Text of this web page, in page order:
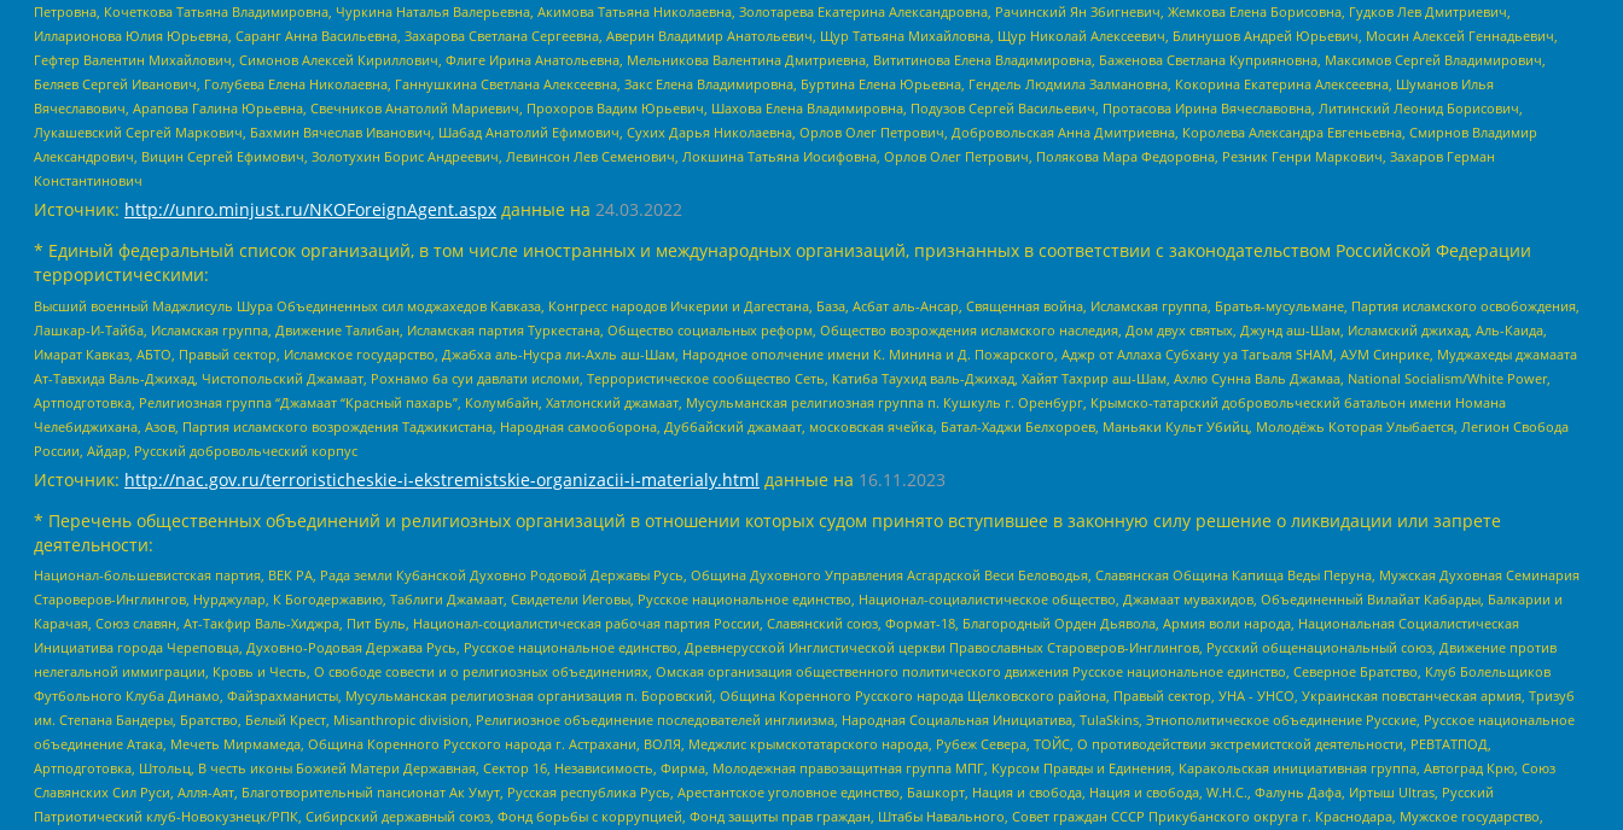
Петровна, Кочеткова Татьяна Владимировна, Чуркина Наталья Валерьевна, Акимова Татьяна Николаевна, Золотарева Екатерина Александровна, Рачинский Ян Збигневич, Жемкова Елена Борисовна, Гудков Лев Дмитриевич,
Илларионова Юлия Юрьевна, Саранг Анна Васильевна, Захарова Светлана Сергеевна, Аверин Владимир Анатольевич, Щур Татьяна Михайловна, Щур Николай Алексеевич, Блинушов Андрей Юрьевич, Мосин Алексей Геннадьевич,
Гефтер Валентин Михайлович, Симонов Алексей Кириллович, Флиге Ирина Анатольевна, Мельникова Валентина Дмитриевна, Вититинова Елена Владимировна, Баженова Светлана Куприяновна, Максимов Сергей Владимирович,
Беляев Сергей Иванович, Голубева Елена Николаевна, Ганнушкина Светлана Алексеевна, Закс Елена Владимировна, Буртина Елена Юрьевна, Гендель Людмила Залмановна, Кокорина Екатерина Алексеевна, Шуманов Илья
Вячеславович, Арапова Галина Юрьевна, Свечников Анатолий Мариевич, Прохоров Вадим Юрьевич, Шахова Елена Владимировна, Подузов Сергей Васильевич, Протасова Ирина Вячеславовна, Литинский Леонид Борисович,
Лукашевский Сергей Маркович, Бахмин Вячеслав Иванович, Шабад Анатолий Ефимович, Сухих Дарья Николаевна, Орлов Олег Петрович, Добровольская Анна Дмитриевна, Королева Александра Евгеньевна, Смирнов Владимир
Александрович, Вицин Сергей Ефимович, Золотухин Борис Андреевич, Левинсон Лев Семенович, Локшина Татьяна Иосифовна, Орлов Олег Петрович, Полякова Мара Федоровна, Резник Генри Маркович, Захаров Герман
Константинович
Источник: http://unro.minjust.ru/NKOForeignAgent.aspx данные на 24.03.2022
* Единый федеральный список организаций, в том числе иностранных и международных организаций, признанных в соответствии с законодательством Российской Федерации
террористическими:
Высший военный Маджлисуль Шура Объединенных сил моджахедов Кавказа, Конгресс народов Ичкерии и Дагестана, База, Асбат аль-Ансар, Священная война, Исламская группа, Братья-мусульмане, Партия исламского освобождения,
Лашкар-И-Тайба, Исламская группа, Движение Талибан, Исламская партия Туркестана, Общество социальных реформ, Общество возрождения исламского наследия, Дом двух святых, Джунд аш-Шам, Исламский джихад, Аль-Каида,
Имарат Кавказ, АБТО, Правый сектор, Исламское государство, Джабха аль-Нусра ли-Ахль аш-Шам, Народное ополчение имени К. Минина и Д. Пожарского, Аджр от Аллаха Субхану уа Тагьаля SHAM, АУМ Синрике, Муджахеды джамаата
Ат-Тавхида Валь-Джихад, Чистопольский Джамаат, Рохнамо ба суи давлати исломи, Террористическое сообщество Сеть, Катиба Таухид валь-Джихад, Хайят Тахрир аш-Шам, Ахлю Сунна Валь Джамаа, National Socialism/White Power,
Артподготовка, Религиозная группа “Джамаат “Красный пахарь”, Колумбайн, Хатлонский джамаат, Мусульманская религиозная группа п. Кушкуль г. Оренбург, Крымско-татарский добровольческий батальон имени Номана
Челебиджихана, Азов, Партия исламского возрождения Таджикистана, Народная самооборона, Дуббайский джамаат, московская ячейка, Батал-Хаджи Белхороев, Маньяки Культ Убийц, Молодёжь Которая Улыбается, Легион Свобода
России, Айдар, Русский добровольческий корпус
Источник: http://nac.gov.ru/terroristicheskie-i-ekstremistskie-organizacii-i-materialy.html данные на 16.11.2023
* Перечень общественных объединений и религиозных организаций в отношении которых судом принято вступившее в законную силу решение о ликвидации или запрете
деятельности:
Национал-большевистская партия, ВЕК РА, Рада земли Кубанской Духовно Родовой Державы Русь, Община Духовного Управления Асгардской Веси Беловодья, Славянская Община Капища Веды Перуна, Мужская Духовная Семинария
Староверов-Инглингов, Нурджулар, К Богодержавию, Таблиги Джамаат, Свидетели Иеговы, Русское национальное единство, Национал-социалистическое общество, Джамаат мувахидов, Объединенный Вилайат Кабарды, Балкарии и
Карачая, Союз славян, Ат-Такфир Валь-Хиджра, Пит Буль, Национал-социалистическая рабочая партия России, Славянский союз, Формат-18, Благородный Орден Дьявола, Армия воли народа, Национальная Социалистическая
Инициатива города Череповца, Духовно-Родовая Держава Русь, Русское национальное единство, Древнерусской Инглистической церкви Православных Староверов-Инглингов, Русский общенациональный союз, Движение против
нелегальной иммиграции, Кровь и Честь, О свободе совести и о религиозных объединениях, Омская организация общественного политического движения Русское национальное единство, Северное Братство, Клуб Болельщиков
Футбольного Клуба Динамо, Файзрахманисты, Мусульманская религиозная организация п. Боровский, Община Коренного Русского народа Щелковского района, Правый сектор, УНА - УНСО, Украинская повстанческая армия, Тризуб
им. Степана Бандеры, Братство, Белый Крест, Misanthropic division, Религиозное объединение последователей инглиизма, Народная Социальная Инициатива, TulaSkins, Этнополитическое объединение Русские, Русское национальное
объединение Атака, Мечеть Мирмамеда, Община Коренного Русского народа г. Астрахани, ВОЛЯ, Меджлис крымскотатарского народа, Рубеж Севера, ТОЙС, О противодействии экстремистской деятельности, РЕВТАТПОД,
Артподготовка, Штольц, В честь иконы Божией Матери Державная, Сектор 16, Независимость, Фирма, Молодежная правозащитная группа МПГ, Курсом Правды и Единения, Каракольская инициативная группа, Автоград Крю, Союз
Славянских Сил Руси, Алля-Аят, Благотворительный пансионат Ак Умут, Русская республика Русь, Арестантское уголовное единство, Башкорт, Нация и свобода, Нация и свобода, W.H.С., Фалунь Дафа, Иртыш Ultras, Русский
Патриотический клуб-Новокузнецк/РПК, Сибирский державный союз, Фонд борьбы с коррупцией, Фонд защиты прав граждан, Штабы Навального, Совет граждан СССР Прикубанского округа г. Краснодара, Мужское государство,